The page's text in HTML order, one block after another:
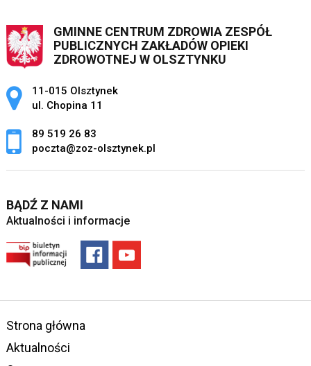
GMINNE CENTRUM ZDROWIA ZESPÓŁ
PUBLICZNYCH ZAKŁADÓW OPIEKI
ZDROWOTNEJ W OLSZTYNKU
Adres pocztowy:
11-015 Olsztynek
ul. Chopina 11
89 519 26 83
poczta@zoz-olsztynek.pl
BĄDŹ Z NAMI
Aktualności i informacje
Strona główna
Aktualności